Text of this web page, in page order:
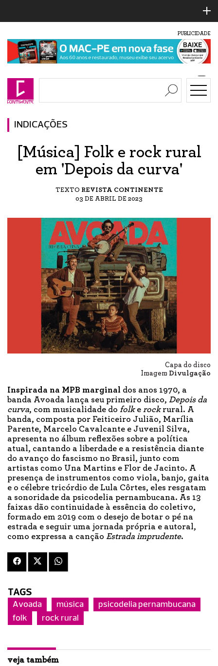
PUBLICIDADE
INDICAÇÕES
[Música] Folk e rock rural
em 'Depois da curva'
TEXTO REVISTA CONTINENTE
03 DE ABRIL DE 2023
Capa do disco
Imagem Divulgação
Inspirada na MPB marginal dos anos 1970, a
banda Avoada lança seu primeiro disco, Depois da
curva, com musicalidade do folke rockrural. A
banda, composta por Feiticeiro Julião, Marília
Parente, Marcelo Cavalcante e Juvenil Silva,
apresenta no álbum reflexões sobre a política
atual, cantando a liberdade e a resistência diante
do avanço do fascismo no Brasil, junto com
artistas como Una Martins e Flor de Jacinto. A
presença de instrumentos como viola, banjo, gaita
e o célebre tricórdio de Lula Côrtes, eles resgatam
a sonoridade da psicodelia pernambucana. As 13
faixas dão continuidade à essência do coletivo,
formado em 2019 com o desejo de botar o pé na
estrada e seguir uma jornada própria e autoral,
como expressa a canção Estrada imprudente.
TAGS
Avoada música
psicodelia pernambucana
folk
rock rural
veja também